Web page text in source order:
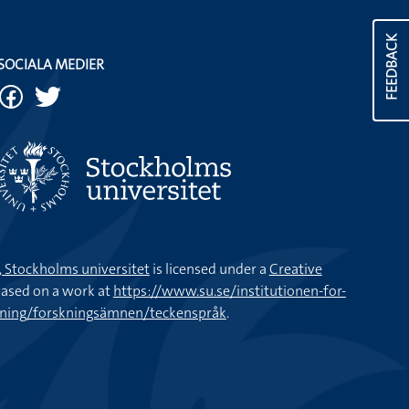
FEEDBACK
MEDIER
universitetis licensed under aCreative
on a work athttps://www.su.se/institutionen-for-
forskningsämnen/teckenspråk.